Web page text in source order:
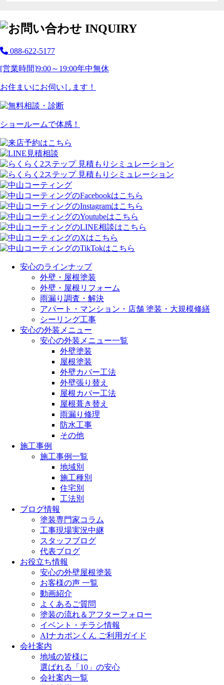
088-622-5177
[営業時間]9:00～19:00年中無休
お住まいにお伺いします！
ショールームで体感！
安心のラインナップ
外壁・屋根塗装
外壁・屋根リフォーム
雨漏り調査・解決
アパート・マンション・店舗 塗装・大規模修繕
シーリング工事
安心の外装メニュー
安心の外装メニュー一覧
外壁塗装
屋根塗装
外壁カバー工法
外壁張り替え
屋根カバー工法
屋根葺き替え
雨漏り修理
防水工事
その他
施工事例
施工事例一覧
地域別
施工種別
住宅別
工法別
ブログ情報
塗装専門家コラム
工事現場実況中継
スタッフブログ
代表ブログ
お役立ち情報
安心の外壁屋根塗装
お客様の声 一覧
動画紹介
よくあるご質問
塗装の流れ＆アフターフォロー
イベント・チラシ情報
AIナカポンくん ご利用ガイド
会社案内
地域の皆様に
選ばれる「10」の安心
会社案内一覧